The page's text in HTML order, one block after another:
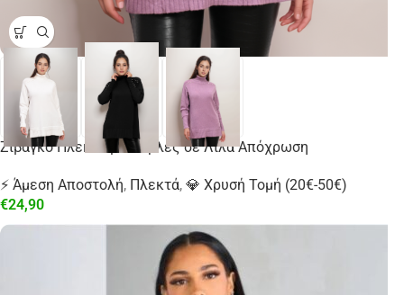
Ζιβάγκο Πλεκτό με Πέρλες σε Λιλά Απόχρωση
⚡ Άμεση Αποστολή, Πλεκτά, 💎 Χρυσή Τομή (20€-50€)
€24,90